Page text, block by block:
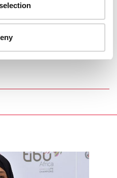
du sida